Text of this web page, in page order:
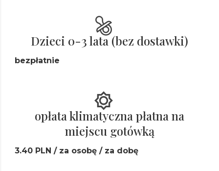
Dzieci 0-3 lata (bez dostawki)
bezpłatnie
opłata klimatyczna płatna na
miejscu gotówką
3.40 PLN / za osobę / za dobę